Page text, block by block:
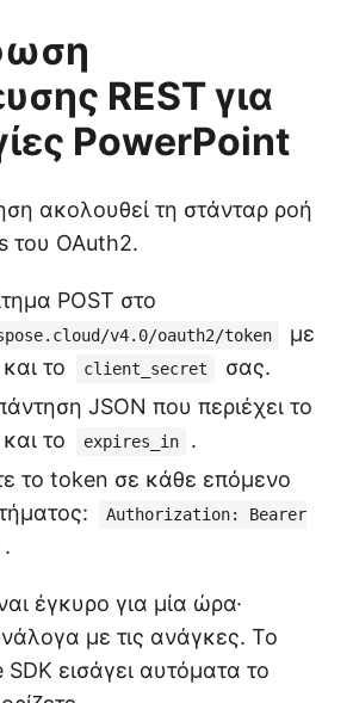
REST για
PowerPoint
ακολουθεί τη στάνταρ ροή
του OAuth2.
POST στο
v4.0/oauth2/token
με
και το client_secret
σας.
JSON που περιέχει το
και το expires_in
.
το token σε κάθε επόμενο
Authorization: Bearer
.
έγκυρο για μία ώρα·
με τις ανάγκες. Το
εισάγει αυτόματα το